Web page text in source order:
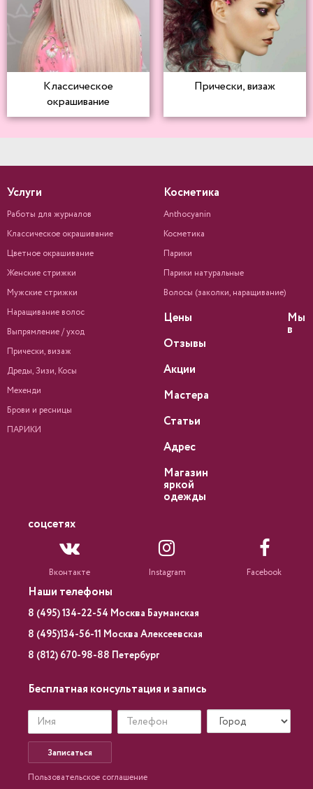
Классическое
окрашивание
Прически, визаж
Услуги
Работы для журналов
Классическое окрашивание
Цветное окрашивание
Женские стрижки
Мужские стрижки
Наращивание волос
Выпрямление / уход
Прически, визаж
Дреды, Зизи, Косы
Мехенди
Брови и ресницы
ПАРИКИ
Косметика
Anthocyanin
Косметика
Парики
Парики натуральные
Волосы (заколки, наращивание)
Цены
Отзывы
Акции
Мастера
Статьи
Адрес
Магазин
яркой
одежды
Мы
в
соцсетях
Вконтакте Instagram Facebook
Наши телефоны
8 (495) 134-22-54 Москва Бауманская
8 (495)134-56-11 Москва Алексеевская
8 (812) 670-98-88 Петербург
Бесплатная консультация и запись
Записаться
Пользовательское соглашение